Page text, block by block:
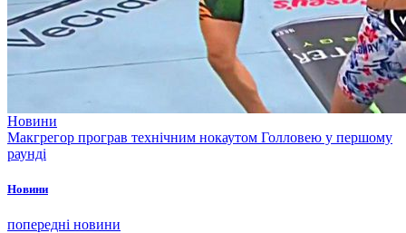
Новини
Макгрегор програв технічним нокаутом Голловею у першому
раунді
Новини
попередні новини